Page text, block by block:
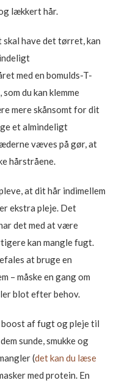
lækkert hår.
have det tørret, kan
med en bomulds-T-
du kan klemme
mere skånsomt for dit
et almindeligt
væves på gør, at
hårstråene.
at dit hår indimellem
ekstra pleje. Det
det med at være
kan mangle fugt.
at bruge en
– måske en gang om
blot efter behov.
af fugt og pleje til
sunde, smukke og
(det kan du læse
med protein. En